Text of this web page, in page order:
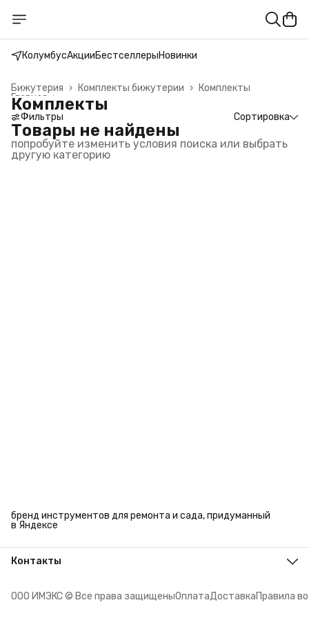
КолумбусАкцииБестселлерыНовинки
Комплекты
Комплекты бижутерии ›
Бижутерия ›
Главная ›
Комплекты
Фильтры Сортировка
Товары не найдены
попробуйте изменить условия поиска или выбрать
другую категорию
бренд инструментов для ремонта и сада, придуманный
в Яндексе
Контакты
Телефон
ООО ИМЭКС © Все права защищеныОплатаДоставкаПравила